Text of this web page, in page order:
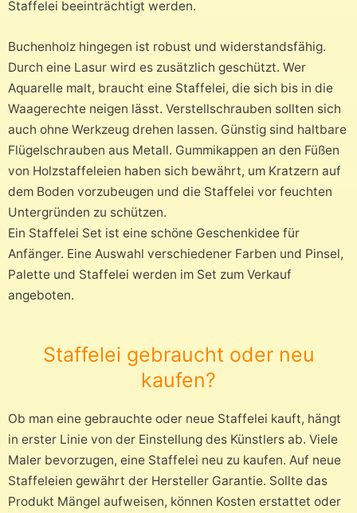
Staffelei beeinträchtigt werden.
Buchenholz hingegen ist robust und widerstandsfähig.
Durch eine Lasur wird es zusätzlich geschützt. Wer
Aquarelle malt, braucht eine Staffelei, die sich bis in die
Waagerechte neigen lässt. Verstellschrauben sollten sich
auch ohne Werkzeug drehen lassen. Günstig sind haltbare
Flügelschrauben aus Metall. Gummikappen an den Füßen
von Holzstaffeleien haben sich bewährt, um Kratzern auf
dem Boden vorzubeugen und die Staffelei vor feuchten
Untergründen zu schützen.
Ein Staffelei Set ist eine schöne Geschenkidee für
Anfänger. Eine Auswahl verschiedener Farben und Pinsel,
Palette und Staffelei werden im Set zum Verkauf
angeboten.
Staffelei gebraucht oder neu
kaufen?
Ob man eine gebrauchte oder neue Staffelei kauft, hängt
in erster Linie von der Einstellung des Künstlers ab. Viele
Maler bevorzugen, eine Staffelei neu zu kaufen. Auf neue
Staffeleien gewährt der Hersteller Garantie. Sollte das
Produkt Mängel aufweisen, können Kosten erstattet oder